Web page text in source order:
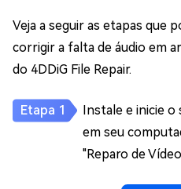
Veja a seguir as etapas que
corrigir a falta de áudio em
do 4DDiG File Repair.
Instale e inicie o
em seu
"Reparo de